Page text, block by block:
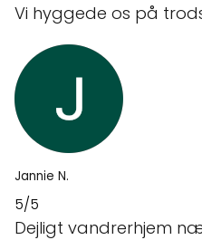
Vi hyggede os på
Jannie N.
5/5
Dejligt vandrerhjem